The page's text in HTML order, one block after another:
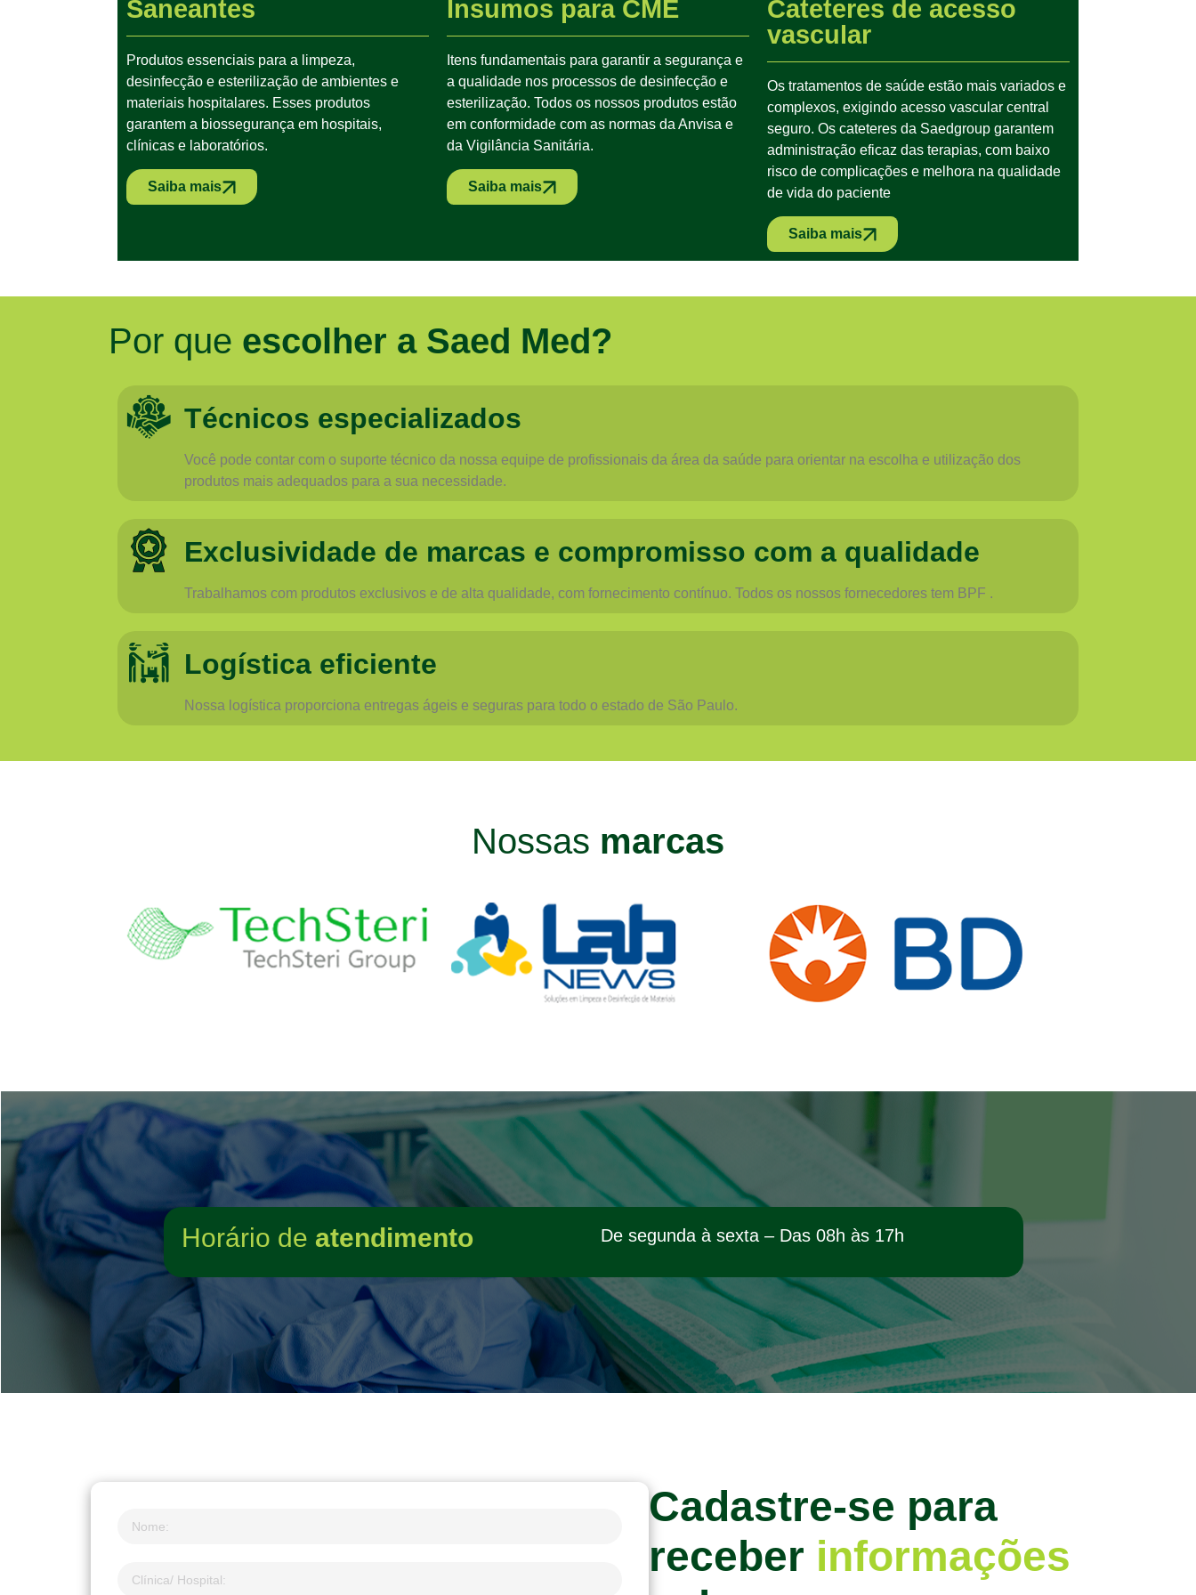
Saneantes
Produtos essenciais para a limpeza,
desinfecção e esterilização de ambientes e
materiais hospitalares. Esses produtos
garantem a biossegurança em hospitais,
clínicas e laboratórios.
Saiba mais
Insumos para CME
Itens fundamentais para garantir a segurança e
a qualidade nos processos de desinfecção e
esterilização. Todos os nossos produtos estão
em conformidade com as normas da Anvisa e
da Vigilância Sanitária.
Saiba mais
Cateteres de acesso
vascular
Os tratamentos de saúde estão mais variados e
complexos, exigindo acesso vascular central
seguro. Os cateteres da Saedgroup garantem
administração eficaz das terapias, com baixo
risco de complicações e melhora na qualidade
de vida do paciente
Saiba mais
Por que escolher a Saed Med?
Técnicos especializados
Você pode contar com o suporte técnico da nossa equipe de profissionais da área da saúde para orientar na escolha e utilização dos
produtos mais adequados para a sua necessidade.
Exclusividade de marcas e compromisso com a qualidade
Trabalhamos com produtos exclusivos e de alta qualidade, com fornecimento contínuo. Todos os nossos fornecedores tem BPF .
Logística eficiente
Nossa logística proporciona entregas ágeis e seguras para todo o estado de São Paulo.
Nossas marcas
Horário de atendimento De segunda à sexta – Das 08h às 17h
Cadastre-se para
receber informações